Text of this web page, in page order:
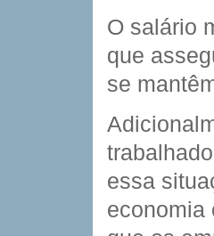
O salário
que
se
essa
economia